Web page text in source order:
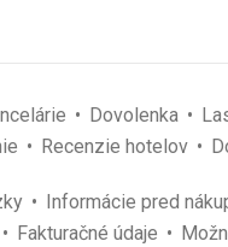
Dovolenka
Recenzie hotelov
Informácie pred
Fakturačné údaje